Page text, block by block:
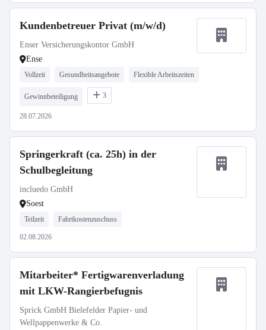
Kundenbetreuer Privat (m/w/d)
Enser Versicherungskontor GmbH
Ense
Vollzeit Gesundheitsangebote Flexible Arbeitszeiten
Gewinnbeteiligung 3
28.07.2026
Springerkraft (ca. 25h) in der
Schulbegleitung
incluedo GmbH
Soest
Teilzeit Fahrtkostenzuschuss
02.08.2026
Mitarbeiter* Fertigwarenverladung
mit LKW-Rangierbefugnis
Sprick GmbH Bielefelder Papier- und
Wellpappenwerke & Co.